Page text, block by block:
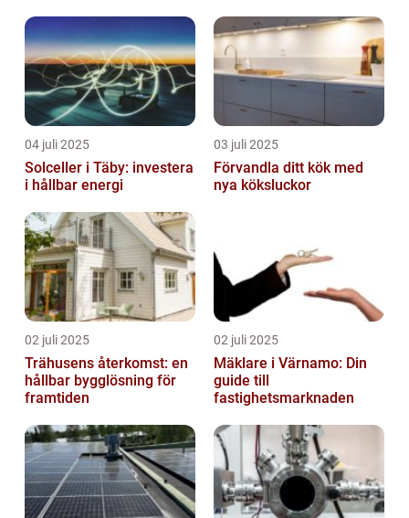
04 juli 2025
Solceller i Täby: investera
i hållbar energi
03 juli 2025
Förvandla ditt kök med
nya köksluckor
02 juli 2025
Trähusens återkomst: en
hållbar bygglösning för
framtiden
02 juli 2025
Mäklare i Värnamo: Din
guide till
fastighetsmarknaden